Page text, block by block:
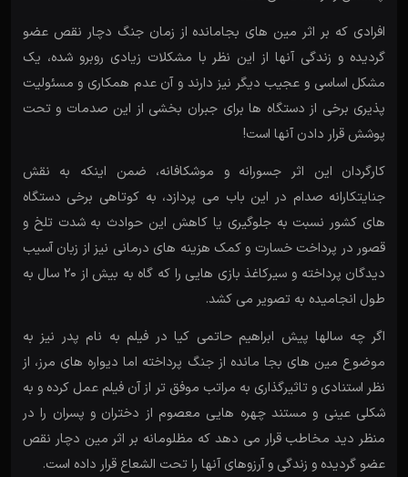
افرادی که بر اثر مین های بجامانده از زمان جنگ دچار نقص عضو
گردیده و زندگی آنها از این نظر با مشکلات زیادی روبرو شده، یک
مشکل اساسی و عجیب دیگر نیز دارند و آن عدم همکاری و مسئولیت
پذیری برخی از دستگاه ها برای جبران بخشی از این صدمات و تحت
پوشش قرار دادن آنها است!
کارگردان این اثر جسورانه و موشکافانه، ضمن اینکه به نقش
جنایتکارانه صدام در این باب می پردازد، به کوتاهی برخی دستگاه
های کشور نسبت به جلوگیری یا کاهش این حوادث به شدت تلخ و
قصور در پرداخت خسارت و کمک هزینه های درمانی نیز از زبان آسیب
دیدگان پرداخته و سیرکاغذ بازی هایی را که گاه به بیش از 20 سال به
طول انجامیده به تصویر می کشد.
اگر چه سالها پیش ابراهیم حاتمی کیا در فیلم به نام پدر نیز به
موضوع مین های بجا مانده از جنگ پرداخته اما دیواره های مرز، از
نظر استنادی و تاثیرگذاری به مراتب موفق تر از آن فیلم عمل کرده و به
شکلی عینی و مستند چهره هایی معصوم از دختران و پسران را در
منظر دید مخاطب قرار می دهد که مظلومانه بر اثر مین دچار نقص
عضو گردیده و زندگی و آرزوهای آنها را تحت الشعاع قرار داده است.